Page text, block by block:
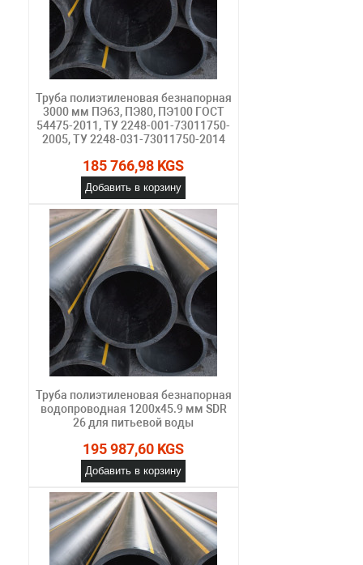
Труба полиэтиленовая безнапорная
3000 мм ПЭ63, ПЭ80, ПЭ100 ГОСТ
54475-2011, ТУ 2248-001-73011750-
2005, ТУ 2248-031-73011750-2014
185 766,98 KGS
Добавить в корзину
Труба полиэтиленовая безнапорная
водопроводная 1200х45.9 мм SDR
26 для питьевой воды
195 987,60 KGS
Добавить в корзину